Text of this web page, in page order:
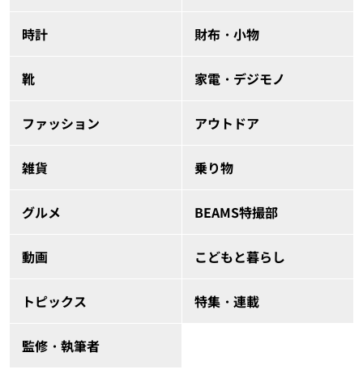
時計 財布・小物
靴 家電・デジモノ
ファッション アウトドア
雑貨 乗り物
グルメ BEAMS特撮部
動画 こどもと暮らし
トピックス 特集・連載
監修・執筆者